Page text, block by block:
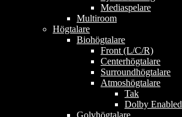
Mediaspelare
Multiroom
Högtalare
Biohögtalare
Front (L/C/R)
Centerhögtalare
Surroundhögtalare
Atmoshögtalare
Tak
Dolby Enabled
Golvhögtalare